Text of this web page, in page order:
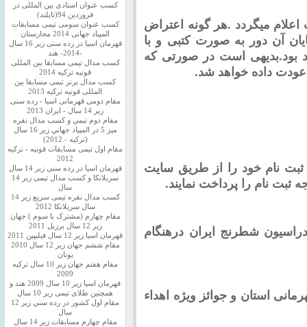
میگردد .هر گونه اعتراض
15 دقیقه پس از پایان آن دور به صورت کتبی و با
بود.بدیهی است در صورتی که
داده خواهد شد.
نام خود را از طریق سایت
نام را پرداخت نمایند.
شطرنج ایران درهنگام
استان و جوائز ویژه اهداء
کسب عنوان استادی بین المللی در
فروردین 94(تایلند)
کسب عنوان سومی تیمی مسابقات
المپیاد جهانی 2014 مجارستان
قهرمان اسیا در رده سنی زیر 16 سال
-2014- هند
کسب مدال تیمی مسابقا بین المللی
قونیه ترکیه 2014
کسب مدال برنز تیمی مسابقا بین
المللی قونیه ترکیه 2013
مقام دومی قهرمانی اسیا - رده سنی
زیر 14 سال - ایران 2013
مقام دوم تيمي و كسب مدال نقره
ميز 5 در المپياد جهاني زير 16 سال
(تركيه - 2012)
مقام اول تیمی مسابقات قونیه - ترکیه
2012
قهرمان اسیا در رده سنی زیر 14 سال
سريلانكا و کسب مدال تیمی زیر 14
سال
کسب مدال نقره تیمی سریع زیر 14
سال سریلانکا 2012
مقام چهارم (مشترک با سوم ) جهان
زیر 12 سال برزیل 2011
قهرمان اسيا زير 12 سال فیلیپین 2011
مقام ششم جهان زیر 12 سال 2010
یونان
مقام هفتم جهان زیر 10 سال ترکیه
2009
قهرمان اسيا زیر 10 سال 2009 هند و
همچنین طلای تیمی زیر 10 سال
مقام اول كشور در رده سني زير 12
سال
مقام چهارم مسابقات زیر 14 سال